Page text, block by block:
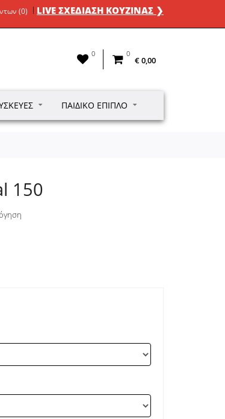
(0) LIVE ΣΧΕΔΙΑΣΗ ΚΟΥΖΙΝΑΣ ❯
0 0
€ 0,00
ΠΑΙΔΙΚΌ ΈΠΙΠΛΟ
150